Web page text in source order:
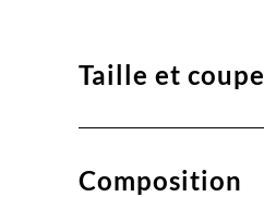
Taille et coupe
Composition